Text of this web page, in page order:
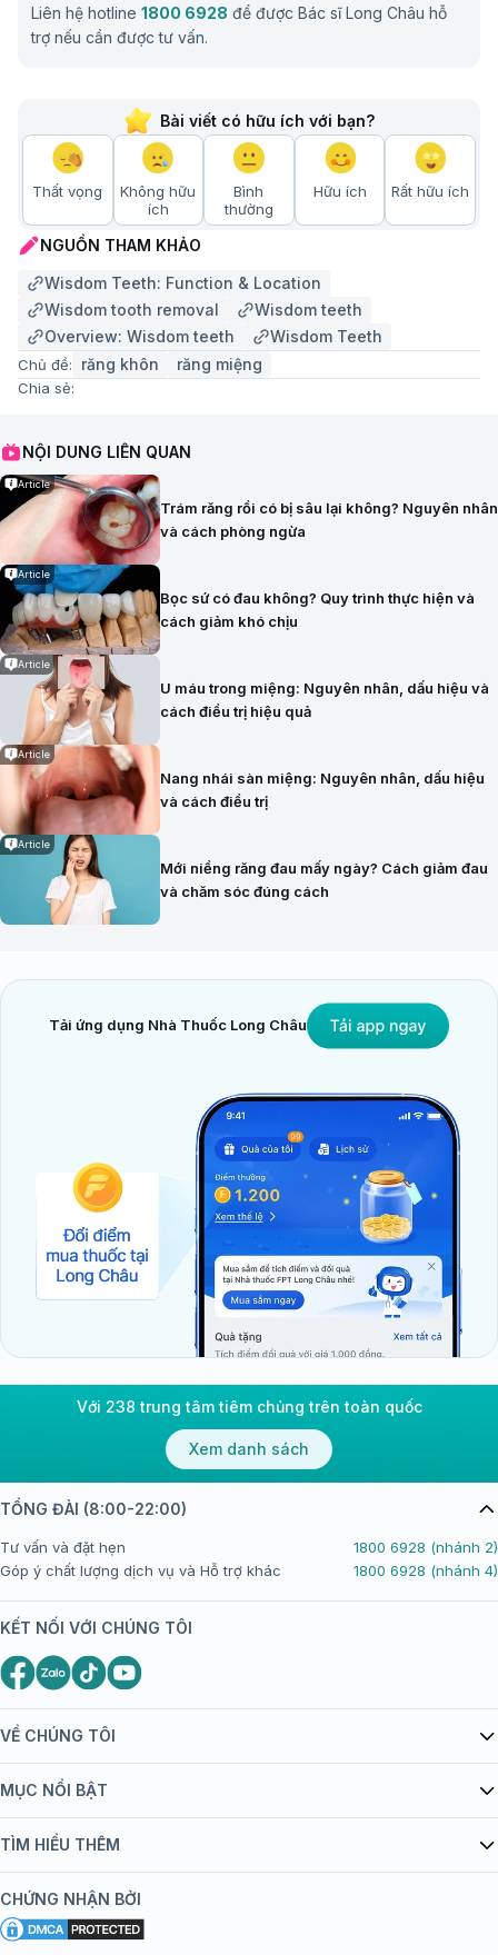
Liên hệ hotline 1800 6928 để được Bác sĩ Long Châu hỗ
trợ nếu cần được tư vấn.
Bài viết có hữu ích với bạn?
Thất vọng
Không hữu
ích
Bình
thường
Hữu ích Rất hữu ích
NGUỒN THAM KHẢO
Wisdom Teeth: Function & Location
Wisdom tooth removal
Wisdom teeth
Overview: Wisdom teeth
Wisdom Teeth
Chủ đề: răng khôn răng miệng
Chia sẻ:
NỘI DUNG LIÊN QUAN
Article
Trám răng rồi có bị sâu lại không? Nguyên nhân
và cách phòng ngừa
Article
Bọc sứ có đau không? Quy trình thực hiện và
cách giảm khó chịu
Article
U máu trong miệng: Nguyên nhân, dấu hiệu và
cách điều trị hiệu quả
Article
Nang nhái sàn miệng: Nguyên nhân, dấu hiệu
và cách điều trị
Article
Mới niềng răng đau mấy ngày? Cách giảm đau
và chăm sóc đúng cách
Tải ứng dụng Nhà Thuốc Long Châu
Với 238 trung tâm tiêm chủng trên toàn quốc
Xem danh sách
VỀ CHÚNG TÔI
Giới thiệu Tiêm Chủng FPT Long Châu
bán hàng
Chính sách nội dung
Chính sách bảo mật
MỤC NỔI BẬT
Danh mục vắc xin
Đội ngũ bác sĩ, chuyên gia
TÌM HIỂU THÊM
Khuyến mãi
Tôi nên tiêm gì?
CHỨNG NHẬN BỞI
TỔNG ĐÀI (8:00-22:00)
Tư vấn và đặt hẹn
1800 6928 (nhánh 2)
Góp ý chất lượng dịch vụ và Hỗ trợ khác
1800 6928 (nhánh 4)
KẾT NỐI VỚI CHÚNG TÔI